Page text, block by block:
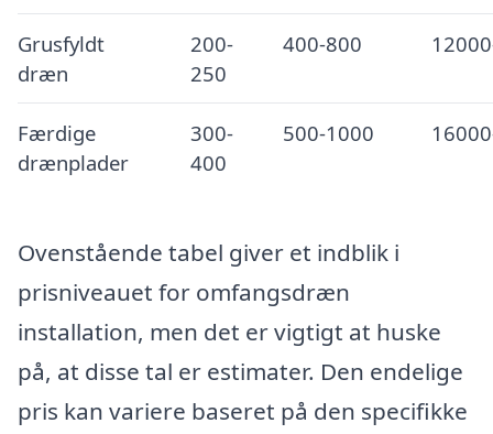
Grusfyldt
dræn
200-
250
400-800
Færdige
drænplader
300-
400
500-1000
Ovenstående tabel giver et indblik i
prisniveauet for omfangsdræn
installation, men det er vigtigt at huske
på, at disse tal er estimater. Den endelige
pris kan variere baseret på den specifikke